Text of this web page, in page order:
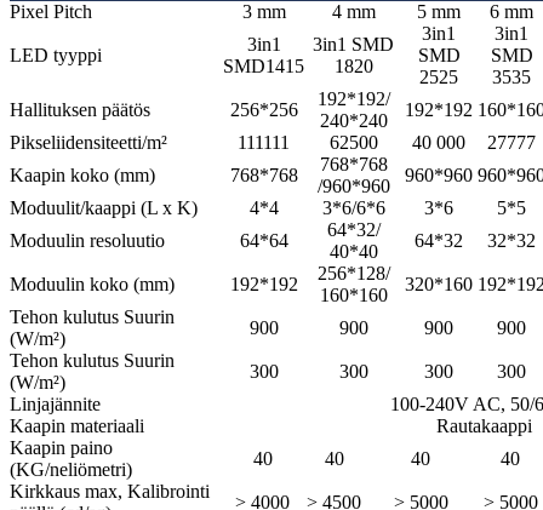
Pixel Pitch
3 mm 4 mm 5 mm 6 mm
LED tyyppi
3in1
SMD1415
3in1 SMD
1820
3in1
SMD
2525
3in1
SMD
3535
Hallituksen päätös
256*256
192*192/
240*240
192*192
Pikseliidensiteetti/m²
111111 62500 40 000
27777
Kaapin koko (mm)
768*768
768*768
/960*960
960*960
Moduulit/kaappi (L x K) 4*4 3*6/6*6 3*6
5*5
Moduulin resoluutio
64*64
64*32/
40*40
64*32 32*32
Moduulin koko (mm) 192*192
256*128/
160*160
320*160
Tehon kulutus Suurin
(W/m²)
900 900 900
900
Tehon kulutus Suurin
(W/m²)
300 300 300
300
Linjajännite
100-240V AC, 50/
Kaapin materiaali
Rautakaappi
Kaapin paino
(KG/neliömetri)
40 40 40
40
Kirkkaus max, Kalibrointi
> 4000 > 4500 > 5000
> 5000